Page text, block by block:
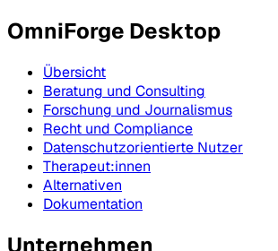
OmniForge Desktop
Übersicht
Beratung und Consulting
Forschung und Journalismus
Recht und Compliance
Datenschutzorientierte Nutzer
Therapeut:innen
Alternativen
Dokumentation
Unternehmen